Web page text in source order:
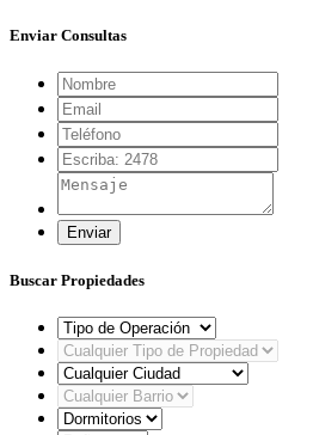
Enviar Consultas
Enviar
Buscar Propiedades